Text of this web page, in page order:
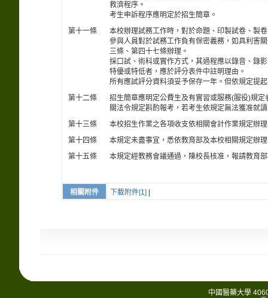
救濟程序。
考生申訴程序應明定於招生簡章。
第十一條
本校辦理試務工作時，對於命題、印製試卷、製
參與人員對於試務工作負有保密義務，如具利害
三條、第四十七條辦理。
採口試、術科或實作方式，其過程應以錄音、錄
特優或特低者，應於評分表件中註明理由。
所有應試評分資料須妥予保存一年。但依規定提
第十二條
招生簡章應明定公費生及有實習或服務(服役)規
關法令規定斟酌報考，若考生依規定無法獲准就
第十三條
本校招生作業之各項收支依相關會計作業規定辦
第十四條
本規定未盡事宜，悉依教育部及本校相關規定辦
第十五條
本規定經教務會議通過，陳校長核准，報請教育
相關附件 下載附件[1]
中國醫藥大學